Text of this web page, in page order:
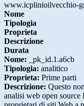
www.icplinioilvecchio-
Nome
Tipologia
Proprieta
Descrizione
Durata
Nome: _pk_id.1.a6cb
Tipologia: analitico
Proprieta: Prime parti
Descrizione: Questo
analisi web open